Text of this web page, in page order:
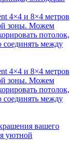
4×4 и 8×4 метров
зоны. Можем
потолок,
между
4×4 и 8×4 метров
зоны. Можем
потолок,
между
вашего
уютной